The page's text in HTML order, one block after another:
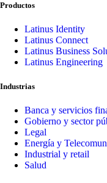
Productos
Latinus Identity
Latinus Connect
Latinus Business
Latinus Engineering
Industrias
Banca y servicios
Gobierno y sector
Legal
Energía y
Industrial y retail
Salud